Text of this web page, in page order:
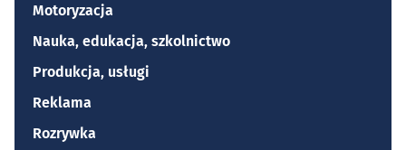
Motoryzacja
Nauka, edukacja, szkolnictwo
Produkcja, usługi
Reklama
Rozrywka